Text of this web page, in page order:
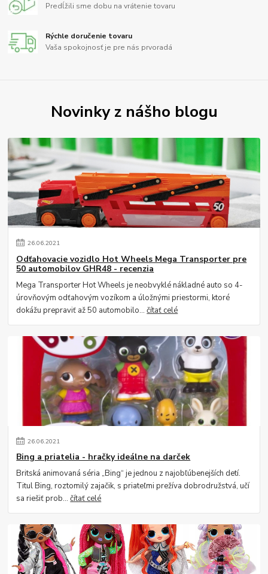
Predĺžili sme dobu na vrátenie tovaru
Rýchle doručenie tovaru
Vaša spokojnosť je pre nás prvoradá
Novinky z nášho blogu
26.06.2021
Odťahovacie vozidlo Hot Wheels Mega Transporter pre
50 automobilov GHR48 - recenzia
Mega Transporter Hot Wheels je neobvyklé nákladné auto so 4-
úrovňovým odťahovým vozíkom a úložnými priestormi, ktoré
dokážu prepraviť až 50 automobilo...čítať celé
26.06.2021
Bing a priatelia - hračky ideálne na darček
Britská animovaná séria „Bing“ je jednou z najobľúbenejších detí.
Titul Bing, roztomilý zajačik, s priateľmi prežíva dobrodružstvá, učí
sa riešiť prob...čítať celé